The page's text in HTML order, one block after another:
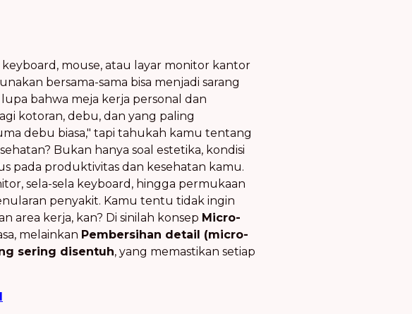
mouse, atau layar monitor kantor
bersama-sama bisa menjadi sarang
bahwa meja kerja personal dan
kotoran, debu, dan yang paling
debu biasa," tapi tahukah kamu tentang
Bukan hanya soal estetika, kondisi
pada produktivitas dan kesehatan kamu.
sela-sela keyboard, hingga permukaan
penyakit. Kamu tentu tidak ingin
area kerja, kan? Di sinilah konsep Micro-
melainkan Pembersihan detail (micro-
sering disentuh, yang memastikan setiap